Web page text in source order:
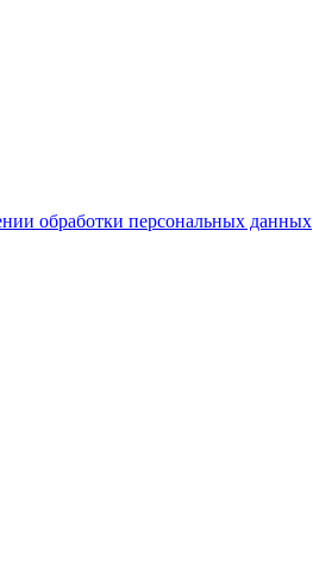
обработки персональных данных